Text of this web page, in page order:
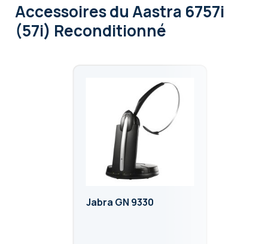
Accessoiresdu Aastra 6757i
(57i) Reconditionné
Jabra GN 9330